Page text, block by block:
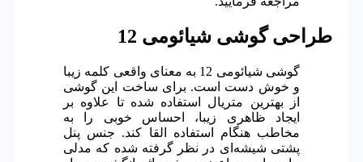
طراحی گوشی شیائومی 12
گوشی شیائومی 12 به معنای واقعی کلمه زیبا
و خوش دست است. برای ساخت این گوشی
از بهترین متریال استفاده شده تا علاوه بر
ایجاد ظاهری زیبا، احساس خوبی را به
مخاطب هنگام استفاده القا کند. جنس پنل
پشتی شیشه‌ای در نظر گرفته شده که مدلی